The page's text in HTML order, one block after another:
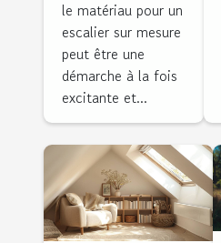
design et le
matériau de
votre
escalier sur
mesure
le matériau pour un
escalier sur mesure
peut être une
démarche à la fois
excitante et...